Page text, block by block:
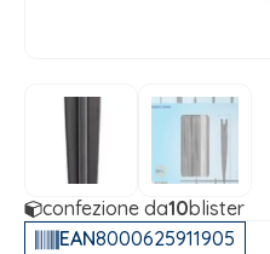
confezione da10blister
EAN8000625911905